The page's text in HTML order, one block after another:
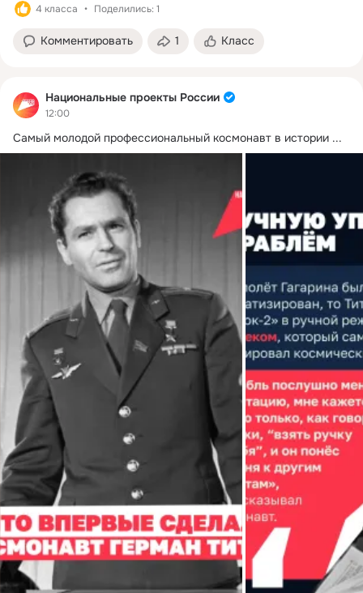
4 класса Поделились: 1
Комментировать 1 Класс
Национальные проекты России
12:00
Самый молодой профессиональный космонавт в истории ...